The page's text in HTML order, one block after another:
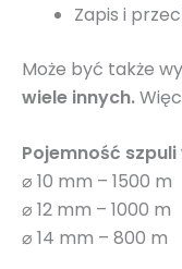
Zapis i
Może być także
wiele innych.
Pojemność
⌀ 10 mm – 1500 m
⌀ 12 mm – 1000 m
⌀ 14 mm – 800 m